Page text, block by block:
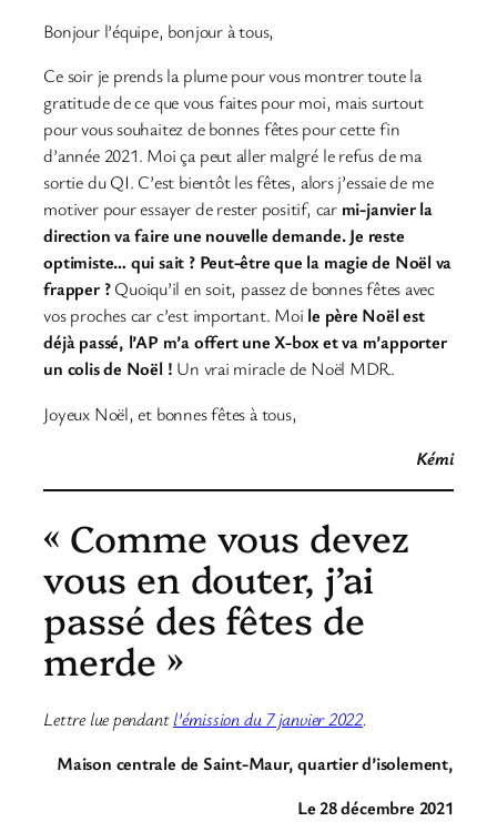
Bonjour l’équipe, bonjour à tous,
Ce soir je prends la plume pour vous montrer toute la
gratitude de ce que vous faites pour moi, mais surtout
pour vous souhaitez de bonnes fêtes pour cette fin
d’année 2021. Moi ça peut aller malgré le refus de ma
sortie du QI. C’est bientôt les fêtes, alors j’essaie de me
motiver pour essayer de rester positif, car mi-janvier la
direction va faire une nouvelle demande. Je reste
optimiste… qui sait ? Peut-être que la magie de Noël va
frapper ?Quoiqu’il en soit, passez de bonnes fêtes avec
vos proches car c’est important. Moi le père Noël est
déjà passé, l’AP m’a offert une X-box et va m’apporter
un colis de Noël ! Un vrai miracle de Noël MDR.
Joyeux Noël, et bonnes fêtes à tous,
Kémi
« Comme vous devez
vous en douter, j’ai
passé des fêtes de
merde »
Lettre lue pendantl’émission du 7 janvier 2022.
Maison centrale de Saint-Maur, quartier d’isolement,
Le 28 décembre 2021